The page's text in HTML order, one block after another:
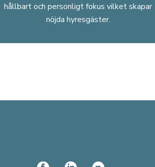
hållbart och personligt fokus vilket skapar
nöjda hyresgäster.